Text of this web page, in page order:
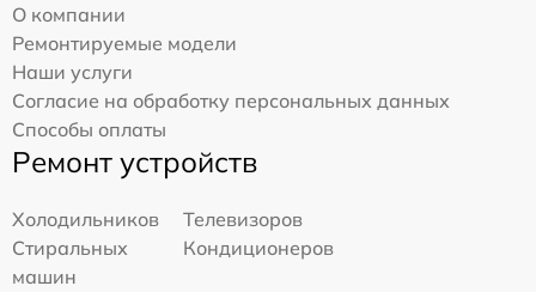
О компании
Ремонтируемые модели
Наши услуги
Согласие на обработку персональных данных
Способы оплаты
Ремонт устройств
Холодильников
Телевизоров
Стиральных
машин
Кондиционеров